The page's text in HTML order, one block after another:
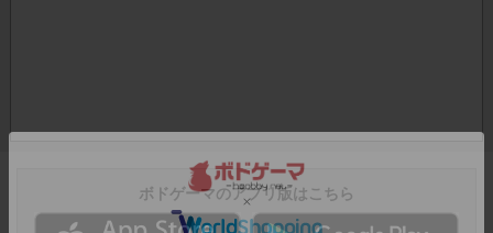
ボドゲーマのアプリ版はこちら